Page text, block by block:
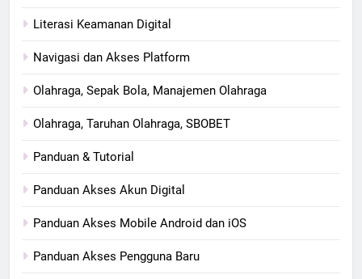
Literasi Keamanan Digital
Navigasi dan Akses Platform
Olahraga, Sepak Bola, Manajemen Olahraga
Olahraga, Taruhan Olahraga, SBOBET
Panduan & Tutorial
Panduan Akses Akun Digital
Panduan Akses Mobile Android dan iOS
Panduan Akses Pengguna Baru